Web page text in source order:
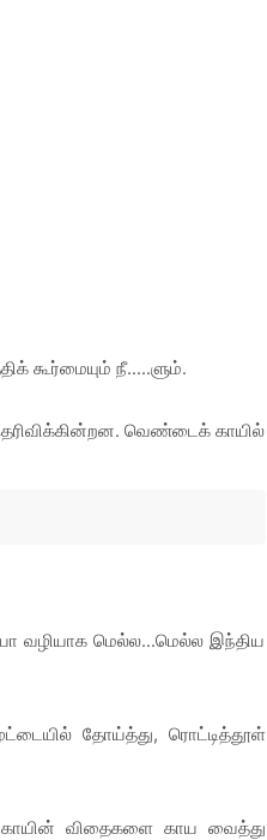
கூர்மையும் நீ.....ளும்.
வெண்டைக் காயில்
வழியாக மெல்ல...மெல்ல இந்திய
தோய்த்து, ரொட்டித்தூள்
விதைகளை காய வைத்து